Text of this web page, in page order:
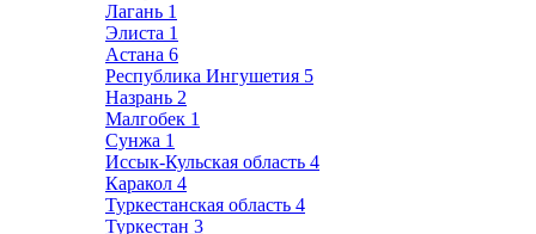
Лагань 1
Элиста 1
Астана 6
Республика Ингушетия 5
Назрань 2
Малгобек 1
Сунжа 1
Иссык-Кульская область 4
Каракол 4
Туркестанская область 4
Туркестан 3